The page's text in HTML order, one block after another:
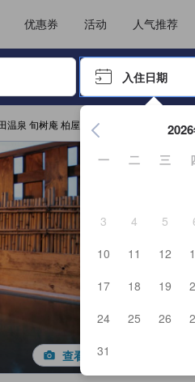
优惠券 活动 人气推荐
以移动，点击 Enter 键以选择
入住日期
按 Enter 键开始浏览
一 二 三
3
4 5
10
11 12
17
18 19
24
25 26
31
温泉 旬树庵 柏屋预订
查看全部图片